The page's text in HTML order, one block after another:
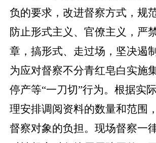
负的要求，改进督察方式，规
防止形式主义、官僚主义，严
章，搞形式、走过场，坚决遏
为应对督察不分青红皂白实施
停产等“一刀切”行为。根据实
理安排调阅资料的数量和范围
督察对象的负担。现场督察一